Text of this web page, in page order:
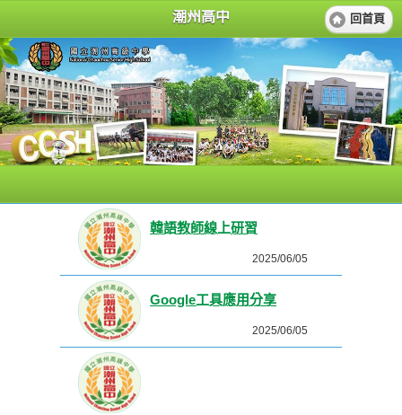
潮州高中 回首頁
韓語教師線上研習
2025/06/05
Google工具應用分享
2025/06/05